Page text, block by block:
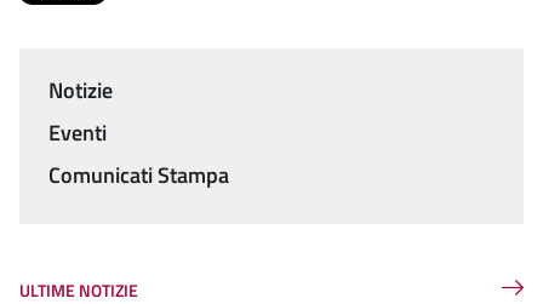
Menu
Notizie
Eventi
Comunicati Stampa
ULTIME NOTIZIE